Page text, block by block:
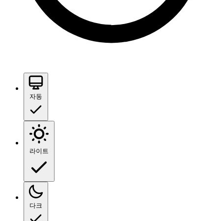
자동
라이트
다크